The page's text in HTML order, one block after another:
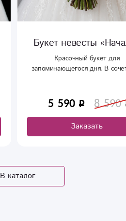
Букет невесты
Красочный букет для
запоминающегося дня. В
подойдет для девушки с
характером.
5 590 8 590
Заказать
В каталог